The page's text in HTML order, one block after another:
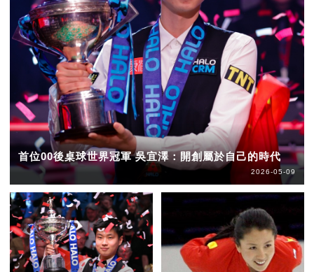
首位00後桌球世界冠軍 吳宜澤：開創屬於自己的時代
2026-05-09